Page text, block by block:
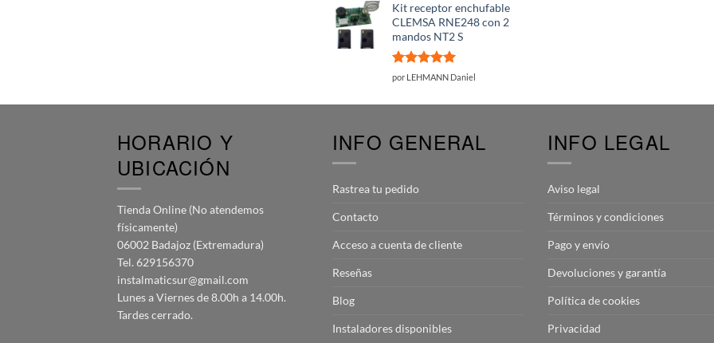
Kit receptor enchufable
CLEMSA RNE248 con 2
mandos NT2 S
Valorado
por LEHMANN Daniel
HORARIO Y
UBICACIÓN
Tienda Online (No atendemos
físicamente)
06002 Badajoz (Extremadura)
Tel. 629156370
instalmaticsur@gmail.com
Lunes a Viernes de 8.00h a 14.00h.
Tardes cerrado.
INFO GENERAL
Rastrea tu pedido
Contacto
Acceso a cuenta de cliente
Reseñas
Blog
Instaladores disponibles
INFO LEGAL
Aviso legal
Términos y condiciones
Pago y envío
Devoluciones y garantía
Política de cookies
Privacidad